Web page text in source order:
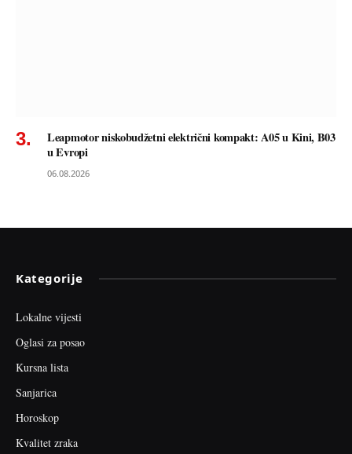
Leapmotor niskobudžetni električni kompakt: A05 u Kini, B03
u Evropi
06.08.2026
Kategorije
Lokalne vijesti
Oglasi za posao
Kursna lista
Sanjarica
Horoskop
Kvalitet zraka